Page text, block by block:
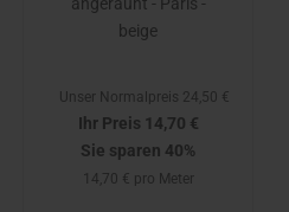
beige
Unser Normalpreis 24,50 €
Ihr Preis 14,70 €
Sie sparen 40%
14,70 € pro Meter